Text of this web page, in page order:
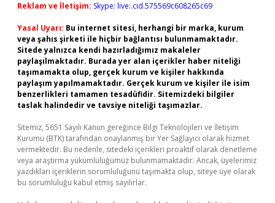
Reklam ve İletişim: Skype: live:.cid.575569c608265c69
Yasal Uyarı: Bu internet sitesi, herhangi bir marka, kurum
veya şahıs şirketi ile hiçbir bağlantısı bulunmamaktadır.
Sitede yalnızca kendi hazırladığımız makaleler
paylaşılmaktadır. Burada yer alan içerikler haber niteliği
taşımamakta olup, gerçek kurum ve kişiler hakkında
paylaşım yapılmamaktadır. Gerçek kurum ve kişiler ile isim
benzerlikleri tamamen tesadüfidir. Sitemizdeki bilgiler
taslak halindedir ve tavsiye niteliği taşımazlar.
Sitemiz, 5651 Sayılı Kanun gereğince Bilgi Teknolojileri ve İletişim
Kurumu (BTK) tarafından onaylanmış bir Yer Sağlayıcı olarak hizmet
vermektedir. Bu nedenle, sitedeki içerikleri proaktif olarak denetleme
veya araştırma yükümlülüğümüz bulunmamaktadır. Ancak, üyelerimiz
yazdıkları içeriklerin sorumluluğunu taşımakta olup, siteye üye olarak
bu sorumluluğu kabul etmiş sayılırlar.